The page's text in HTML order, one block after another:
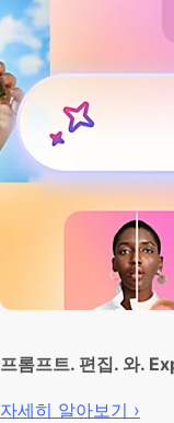
프롬프트. 편집. 와.
자세히 알아보기 ›